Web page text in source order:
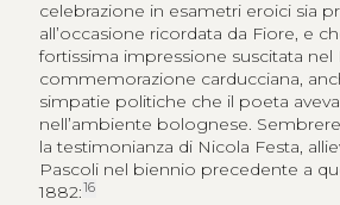
celebrazione in esametri eroici sia
all’occasione ricordata da Fiore, e
fortissima impressione suscitata nel
commemorazione carducciana,
simpatie politiche che il poeta
nell’ambiente bolognese.
la testimonianza di Nicola Festa,
Pascoli nel biennio precedente a
1882:16